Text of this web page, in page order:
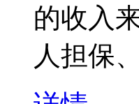
的收入
人担保